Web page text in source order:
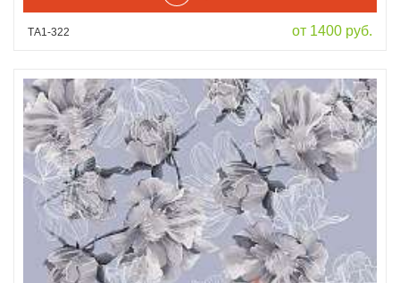
ТА1-322 от 1400 руб.